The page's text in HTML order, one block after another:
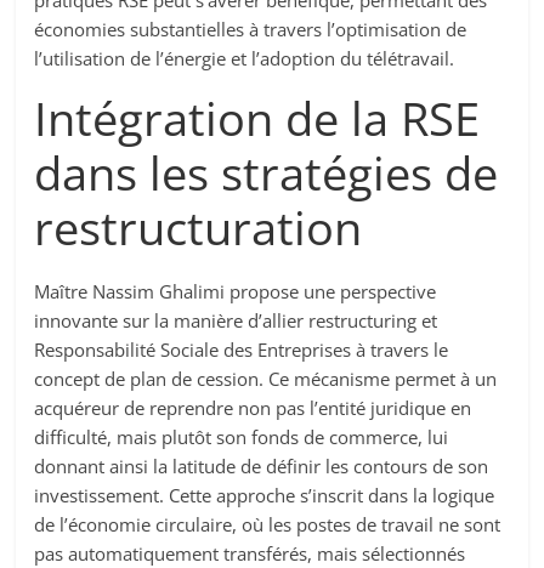
économies substantielles à travers l’optimisation de
l’utilisation de l’énergie et l’adoption du télétravail.
Intégration de la RSE
dans les stratégies de
restructuration
Maître Nassim Ghalimi propose une perspective
innovante sur la manière d’allier restructuring et
Responsabilité Sociale des Entreprises à travers le
concept de plan de cession. Ce mécanisme permet à un
acquéreur de reprendre non pas l’entité juridique en
difficulté, mais plutôt son fonds de commerce, lui
donnant ainsi la latitude de définir les contours de son
investissement. Cette approche s’inscrit dans la logique
de l’économie circulaire, où les postes de travail ne sont
pas automatiquement transférés, mais sélectionnés